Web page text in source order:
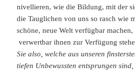
nivellieren, wie die Bildung, mit der
die Tauglichen von uns so rasch wie
schöne, neue Welt verfügbar
verwertbar ihnen zur Verfügung
Sie also, welche aus unseren
tiefen Unbewussten entsprungen sind,